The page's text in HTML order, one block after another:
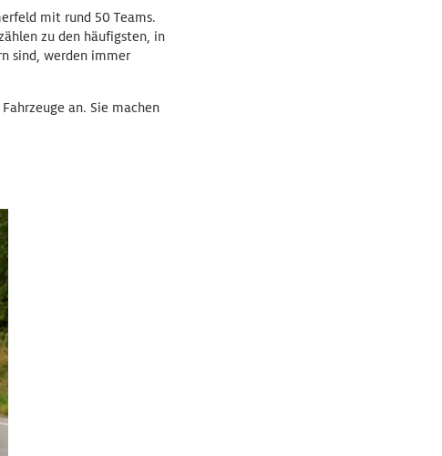
mit rund 50 Teams.
zu den häufigsten, in
sind, werden immer
an. Sie machen